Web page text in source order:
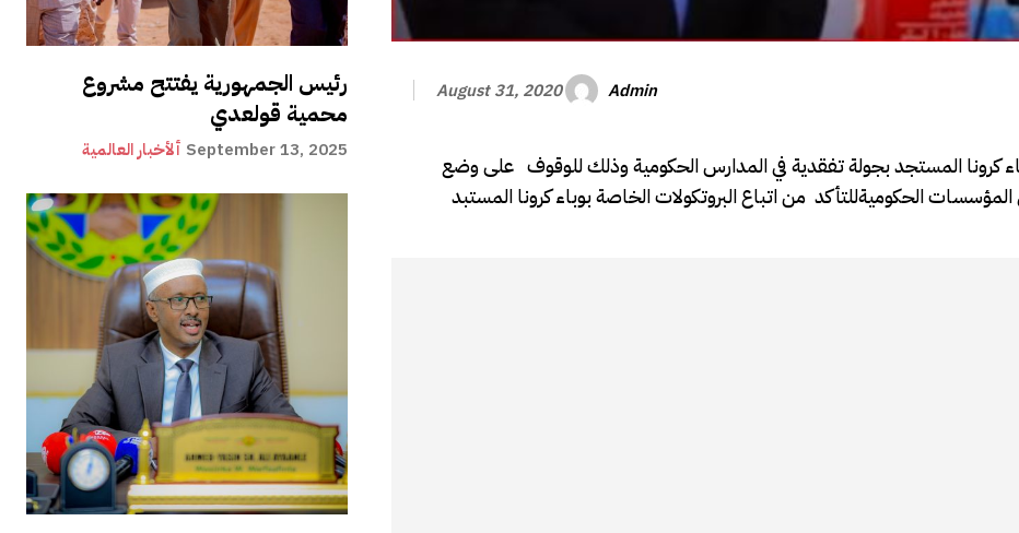
رئيس الجمهورية يفتتح مشروع
محمية قولعدي
ألأخبار العالمية September 13, 2025
August 31, 2020 Admin
كرونا المستجد بجولة تفقدية في المدارس الحكومية وذلك للوقوف على وضع